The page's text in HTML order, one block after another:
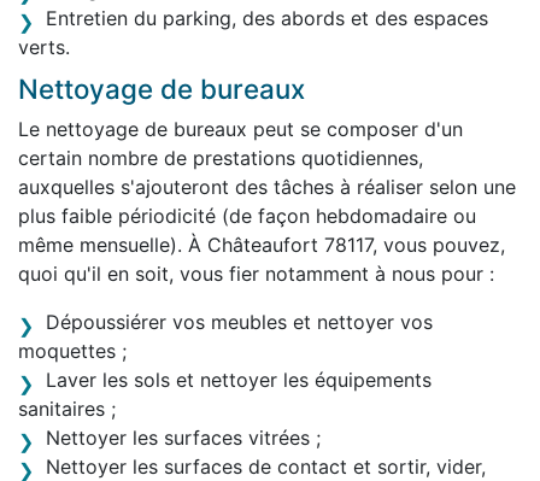
Entretien du parking, des abords et des espaces
verts.
Nettoyage de bureaux
Le nettoyage de bureaux peut se composer d'un
certain nombre de prestations quotidiennes,
auxquelles s'ajouteront des tâches à réaliser selon une
plus faible périodicité (de façon hebdomadaire ou
même mensuelle). À Châteaufort 78117, vous pouvez,
quoi qu'il en soit, vous fier notamment à nous pour :
Dépoussiérer vos meubles et nettoyer vos
moquettes ;
Laver les sols et nettoyer les équipements
sanitaires ;
Nettoyer les surfaces vitrées ;
Nettoyer les surfaces de contact et sortir, vider,